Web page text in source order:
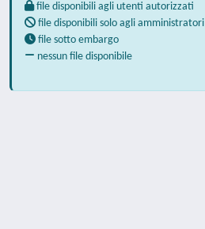
file disponibili agli utenti autorizzati
file disponibili solo agli amministratori
file sotto embargo
nessun file disponibile